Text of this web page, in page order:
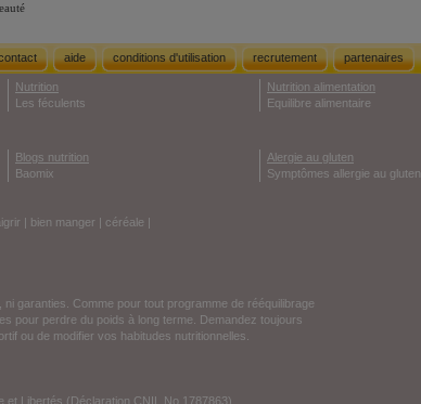
aide conditions d'utilisation recrutement partenaires
Nutrition
Les féculents
Nutrition alimentation
Equilibre alimentaire
Blogs nutrition
Baomix
Alergie au gluten
Symptômes allergie au gluten
| bien manger | céréale |
garanties. Comme pour tout programme de rééquilibrage
pour perdre du poids à long terme. Demandez toujours
ou de modifier vos habitudes nutritionnelles.
Libertés (Déclaration CNIL No 1787863).